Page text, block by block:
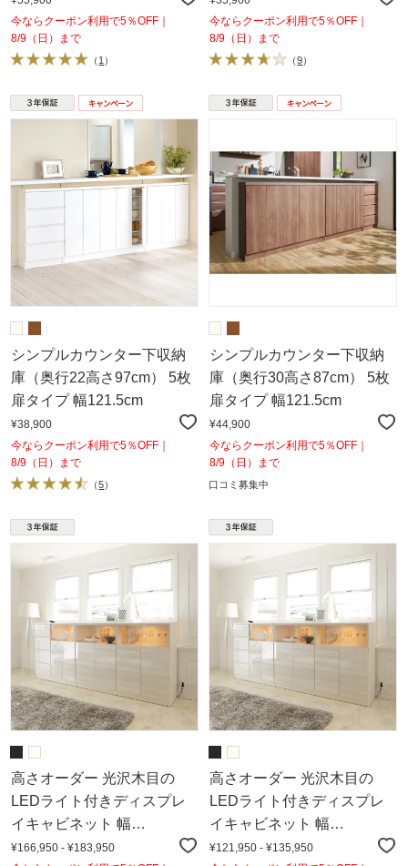
今ならクーポン利用で5％OFF｜
8/9（日）まで
（ 1 ）
今ならクーポン利用で5％OFF｜
8/9（日）まで
（9）
シンプルカウンター下収納
庫（奥行22高さ97cm） 5枚
扉タイプ 幅121.5cm
¥38,900
今ならクーポン利用で5％OFF｜
8/9（日）まで
（5）
シンプルカウンター下収納
庫（奥行30高さ87cm） 5枚
扉タイプ 幅121.5cm
¥44,900
今ならクーポン利用で5％OFF｜
8/9（日）まで
口コミ募集中
高さオーダー 光沢木目の
LEDライト付きディスプレ
イキャビネット 幅
160.5cm・奥行40cm・高さ
¥166,950 - ¥183,950
高さオーダー 光沢木目の
LEDライト付きディスプレ
イキャビネット 幅
120.5cm・奥行40cm・高さ
¥121,950 - ¥135,950